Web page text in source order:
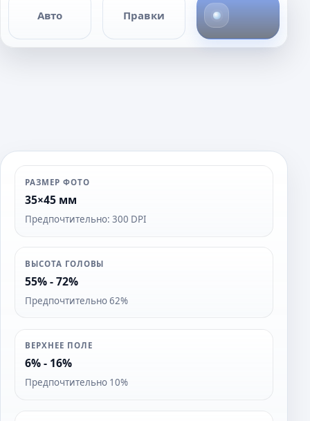
Авто Правки
РАЗМЕР ФОТО
35×45 мм
Предпочтительно: 300 DPI
ВЫСОТА ГОЛОВЫ
55% - 72%
Предпочтительно 62%
ВЕРХНЕЕ ПОЛЕ
6% - 16%
Предпочтительно 10%